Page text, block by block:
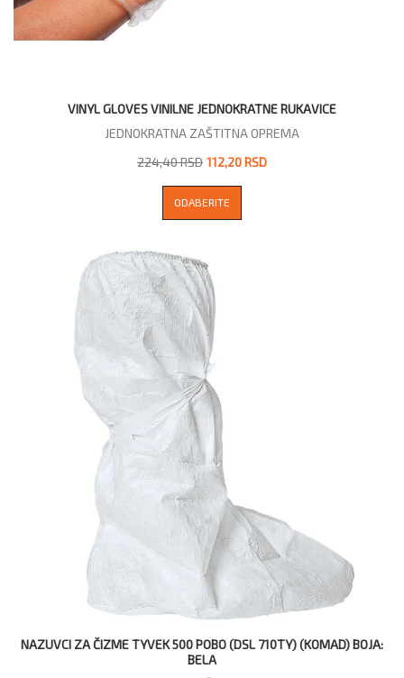
VINYL GLOVES VINILNE JEDNOKRATNE RUKAVICE
JEDNOKRATNA ZAŠTITNA OPREMA
224,40 RSD 112,20 RSD
ODABERITE
NAZUVCI ZA ČIZME TYVEK 500 POBO (DSL 710TY) (KOMAD) BOJA:
BELA